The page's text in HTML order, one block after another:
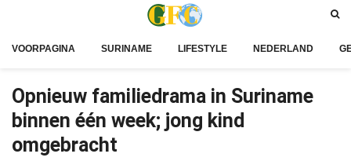
VOORPAGINA SURINAME LIFESTYLE NEDERLAND
Opnieuw familiedrama in Suriname
binnen één week; jong kind
omgebracht